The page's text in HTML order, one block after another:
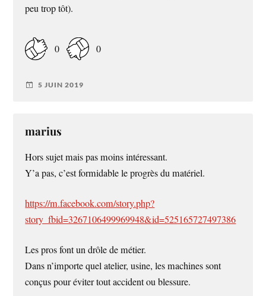
peu trop tôt).
0 0
5 JUIN 2019
marius
Hors sujet mais pas moins intéressant.
Y’a pas, c’est formidable le progrès du matériel.
https://m.facebook.com/story.php?
story_fbid=3267106499969948&id=525165727497386
Les pros font un drôle de métier.
Dans n’importe quel atelier, usine, les machines sont
conçus pour éviter tout accident ou blessure.